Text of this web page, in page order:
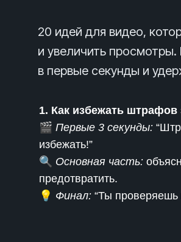
20 идей для видео,
и увеличить
в первые секунды и
1. Как избежать штрафов
🎬 Первые 3 секунды:
избежать!”
🔍 Основная часть:
предотвратить.
💡 Финал: “Ты